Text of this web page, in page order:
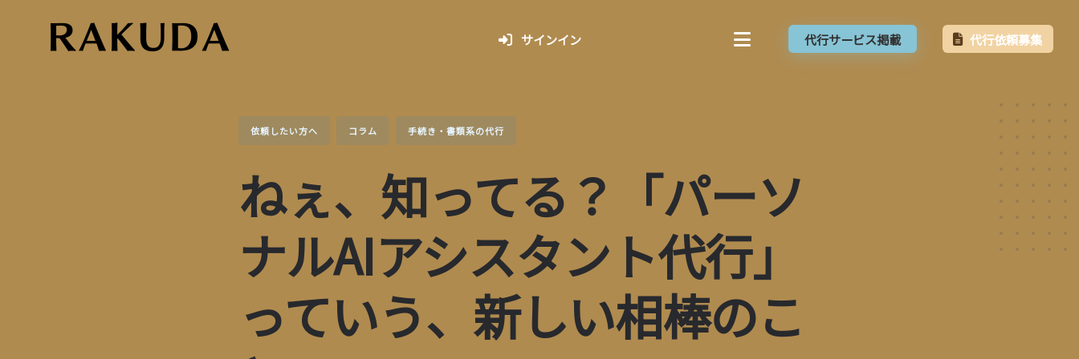
サインイン 代行サービス掲載 代行依頼募集
依頼したい方へ コラム 手続き・書類系の代行
ねぇ、知ってる？「パーソ
ナルAIアシスタント代行」
っていう、新しい相棒のこ